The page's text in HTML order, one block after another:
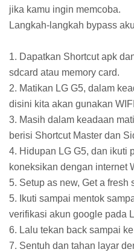
jika kamu ingin memcoba.
Langkah-langkah bypass
1. Dapatkan Shortcut apk
sdcard atau memory card.
2. Matikan LG G5, dalam
disini kita akan gunakan
3. Masih dalam keadaan
berisi Shortcut Master dan
4. Hidupan LG G5, dan ikuti
koneksikan dengan internet
5. Setup as new, Get a fresh
5. Ikuti sampai mentok
verifikasi akun google pada
6. Lalu tekan back sampai
7. Sentuh dan tahan layar